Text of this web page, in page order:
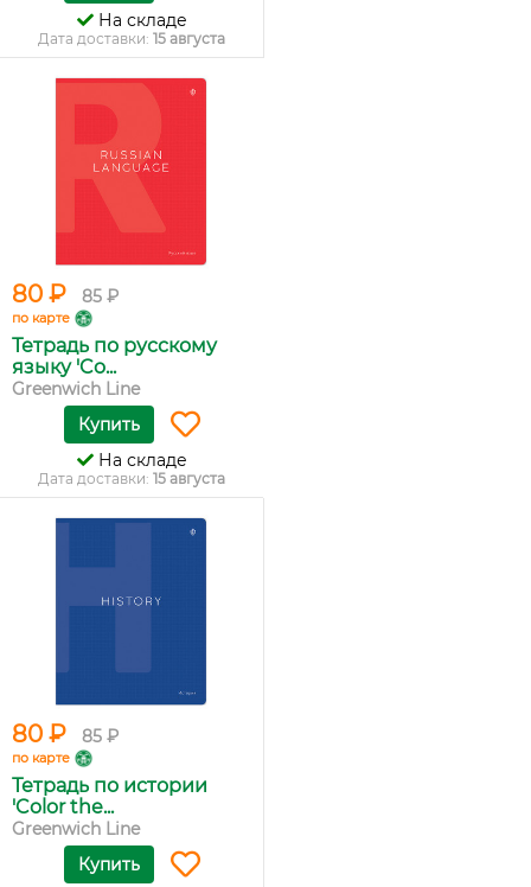
На складе
Дата доставки: 15 августа
80 ₽ 85 ₽
по карте
Тетрадь по русскому
языку 'Co...
Greenwich Line
Купить
На складе
Дата доставки: 15 августа
80 ₽ 85 ₽
по карте
Тетрадь по истории
'Color the...
Greenwich Line
Купить